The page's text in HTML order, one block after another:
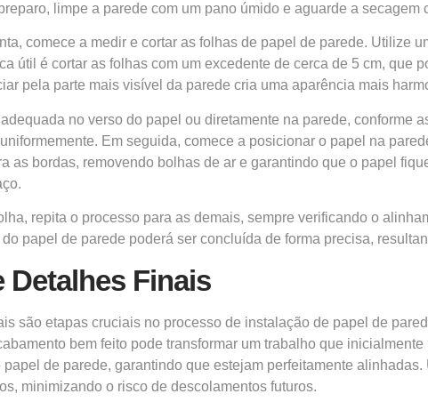
limpe a parede com um pano úmido e aguarde a secagem
comece a medir e cortar as folhas de papel de parede. Utilize
útil é cortar as folhas com um excedente de cerca de 5 cm,
pela parte mais visível da parede cria uma aparência mais
no verso do papel ou diretamente na parede, conforme
Em seguida, comece a posicionar o papel na
as bordas, removendo bolhas de ar e garantindo que o papel
repita o processo para as demais, sempre verificando o
papel de parede poderá ser concluída de forma precisa,
Detalhes Finais
são etapas cruciais no processo de instalação de papel de
bem feito pode transformar um trabalho que
de parede, garantindo que estejam perfeitamente
minimizando o risco de descolamentos futuros.